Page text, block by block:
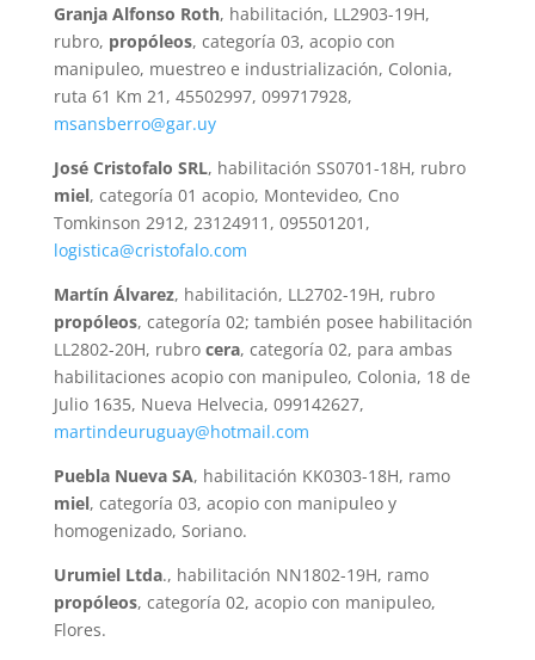
Granja Alfonso Roth, habilitación, LL2903-19H,
rubro, propóleos, categoría 03, acopio con
manipuleo, muestreo e industrialización, Colonia,
ruta 61 Km 21, 45502997, 099717928,
msansberro@gar.uy
José Cristofalo SRL, habilitación SS0701-18H, rubro
miel, categoría 01 acopio, Montevideo, Cno
Tomkinson 2912, 23124911, 095501201,
logistica@cristofalo.com
Martín Álvarez, habilitación, LL2702-19H, rubro
propóleos, categoría 02; también posee habilitación
LL2802-20H, rubro cera, categoría 02, para ambas
habilitaciones acopio con manipuleo, Colonia, 18 de
Julio 1635, Nueva Helvecia, 099142627,
martindeuruguay@hotmail.com
Puebla Nueva SA, habilitación KK0303-18H, ramo
miel, categoría 03, acopio con manipuleo y
homogenizado, Soriano.
Urumiel Ltda., habilitación NN1802-19H, ramo
propóleos, categoría 02, acopio con manipuleo,
Flores.